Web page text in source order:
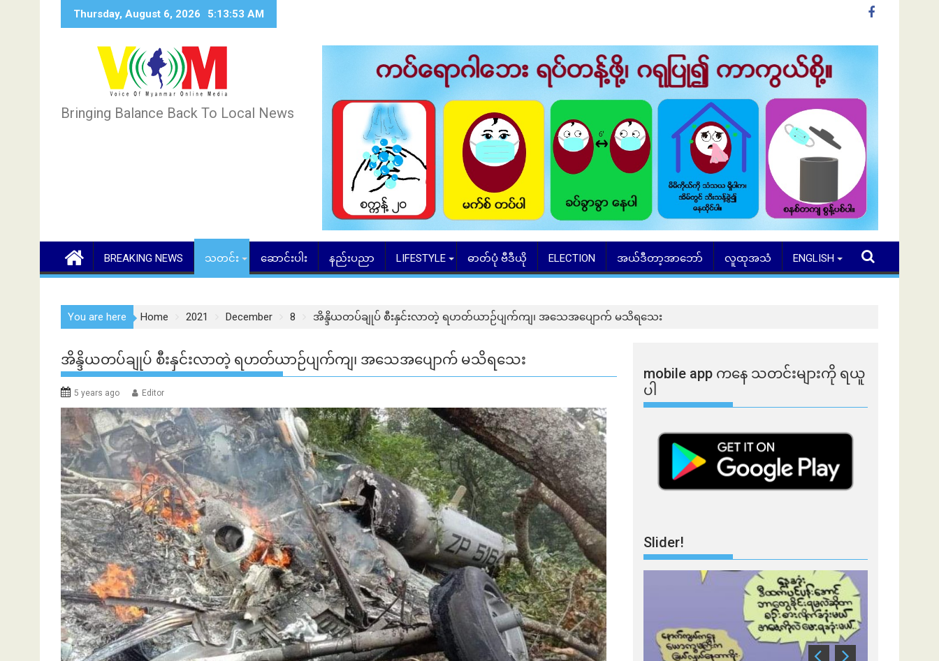
Thursday, August 6, 2026 5:13:54 AM
Bringing Balance Back To Local News
BREAKING NEWS သတင်း ဆောင်းပါး နည်းပညာ LIFESTYLE ဓာတ်ပုံ ဗီဒီယို ELECTION အယ်ဒီတာ့အာဘော် လူထုအသံ ENGLISH
You are here Home 2021 December 8 အိန္ဒိယတပ်ချုပ် စီးနှင်းလာတဲ့ ရဟတ်ယာဉ်ပျက်ကျ၊ အသေအပျောက် မသိရသေး
အိန္ဒိယတပ်ချုပ် စီးနှင်းလာတဲ့ ရဟတ်ယာဉ်ပျက်ကျ၊ အသေအပျောက် မသိရသေး
5 years ago Editor
mobile app ​​ကနေ ​​သတင်းများကို ရယူ
ပါ
Slider!